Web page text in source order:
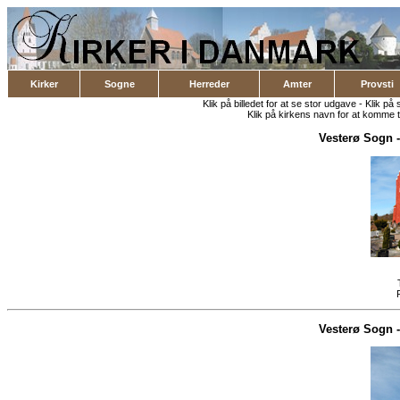
Kirker Sogne Herreder Amter
Provsti
Klik på billedet for at se stor udgave - Klik på
Klik på kirkens navn for at komme
Vesterø Sogn
Vesterø Sogn